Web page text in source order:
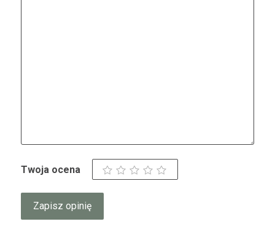
Twoja ocena